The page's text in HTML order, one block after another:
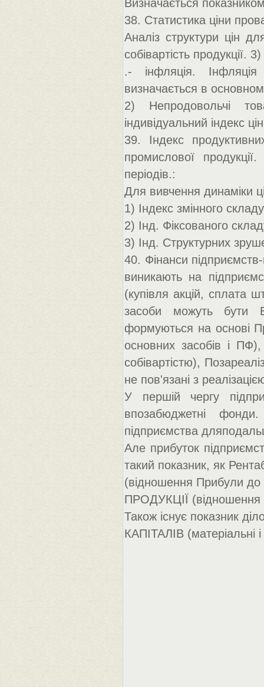
Визначається
38. Статистика ціни
Аналіз структури цін
собівартість продукції.
.- інфляція.
визначається в
2) Непродовольчі
індивідуальний індекс
39. Індекс
промислової
періодів.:
Для вивчення динаміки
1) Індекс змінного складу
2) Інд. Фіксованого
3) Інд. Структурних
40. Фінанси
виникають на
(купівля акцій, сплата
засоби можуть бути
формуються на основі
основних засобів і ПФ),
собівартістю),
не пов'язані з
У першій чергу
впозабюджетні
підприємства
Але прибуток
такий показник, як
(відношення Прибули
ПРОДУКЦІЇ (відношення
Також існує показник
КАПІТАЛІВ (матеріальні